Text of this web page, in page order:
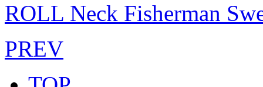
ROLL Neck Fisherman
PREV